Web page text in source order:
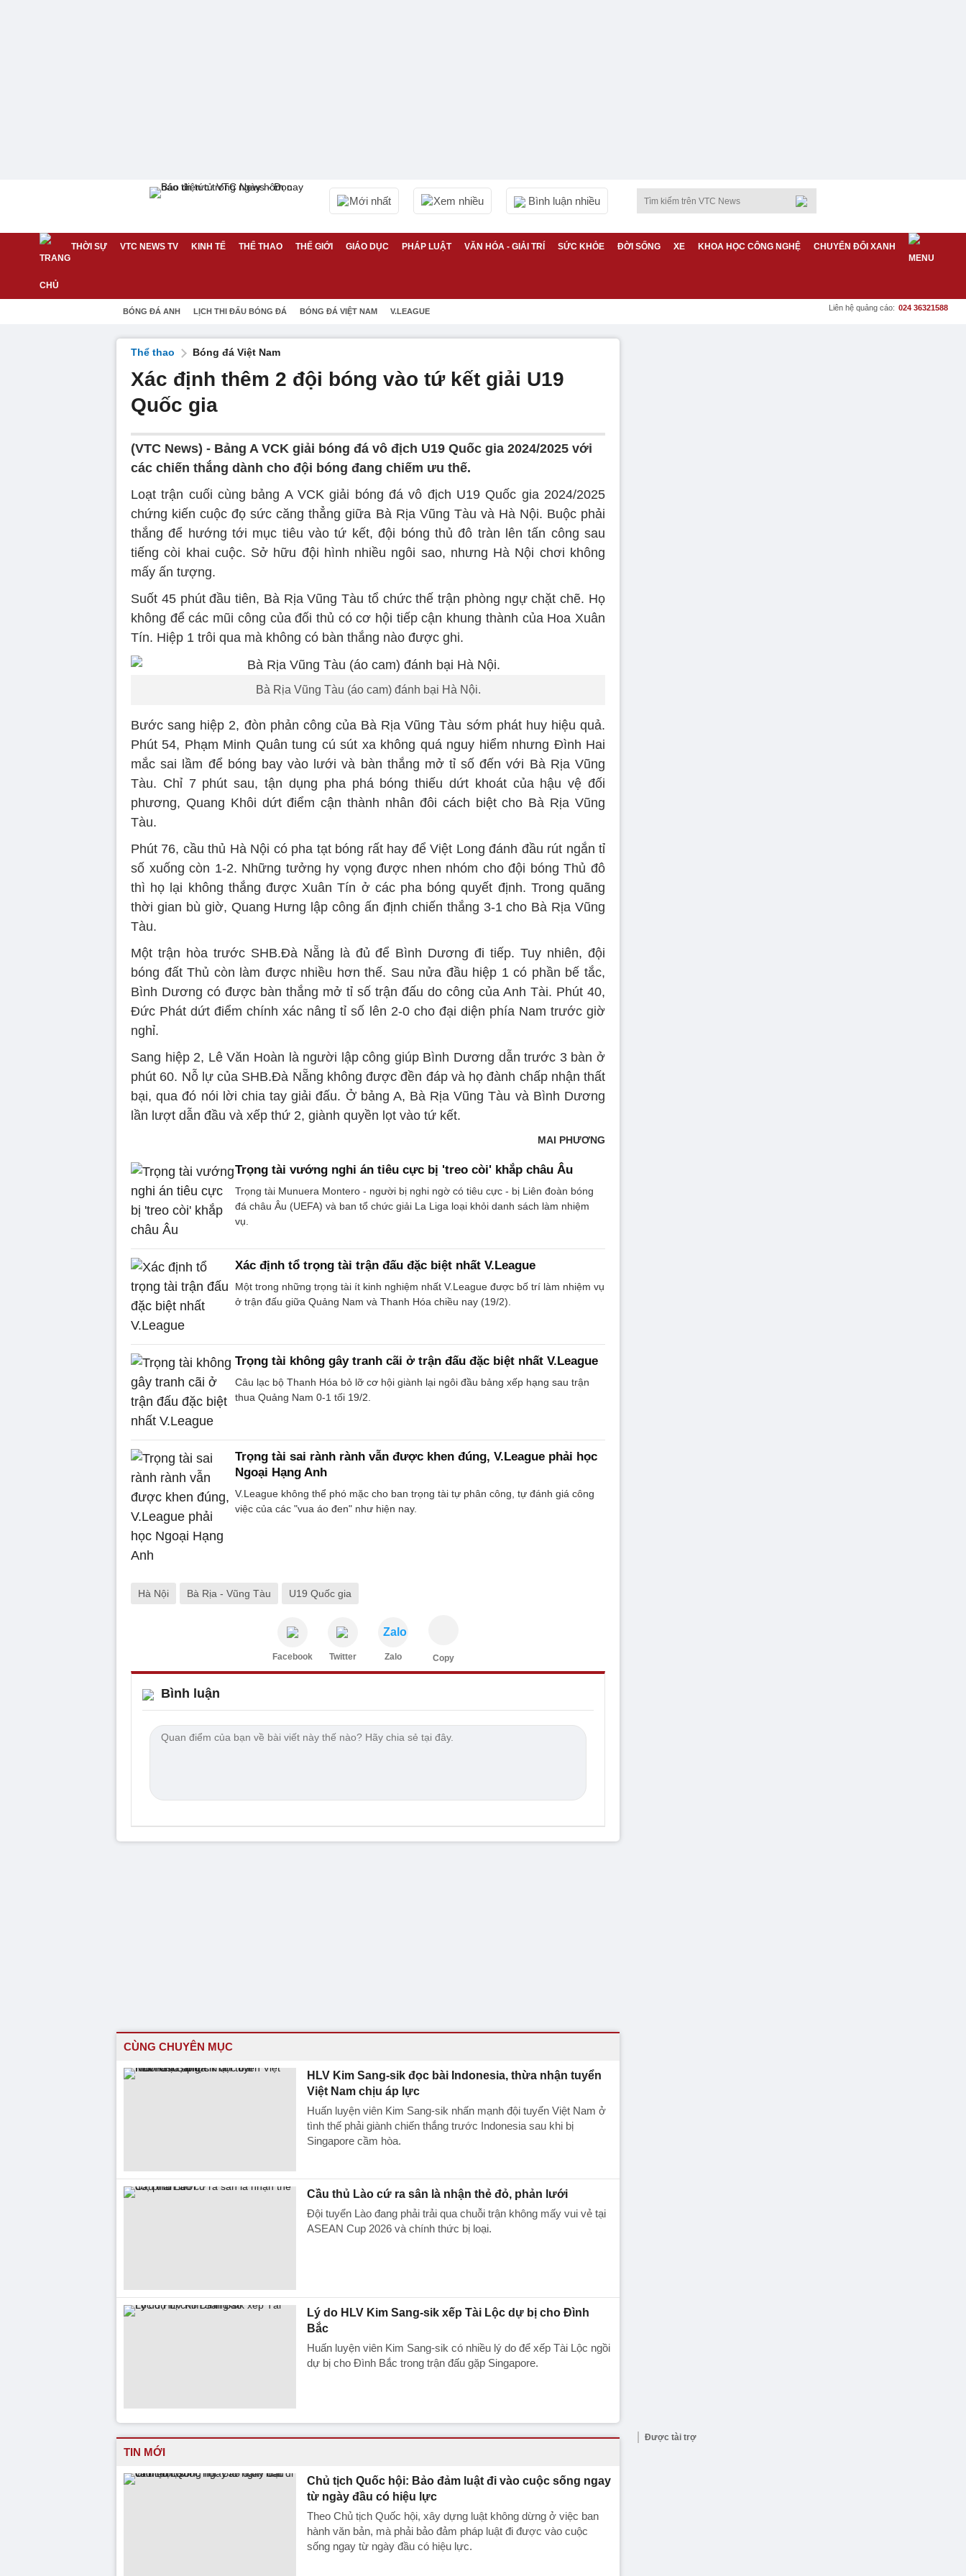
Mới nhất Xem nhiều Bình luận nhiều
THỜI SỰ VTC NEWS TV KINH TẾ THỂ THAO THẾ GIỚI GIÁO DỤC PHÁP LUẬT VĂN HÓA - GIẢI TRÍ SỨC KHỎE ĐỜI SỐNG XE KHOA HỌC CÔNG NGHỆ CHUYỂN ĐỔI XANH
BÓNG ĐÁ ANH LỊCH THI ĐẤU BÓNG ĐÁ BÓNG ĐÁ VIỆT NAM V.LEAGUE Liên hệ quảng cáo: 024 36321588
Thể thao Bóng đá Việt Nam
Xác định thêm 2 đội bóng vào tứ kết giải U19
Quốc gia
(VTC News) - Bảng A VCK giải bóng đá vô địch U19 Quốc gia 2024/2025 với
các chiến thắng dành cho đội bóng đang chiếm ưu thế.
Loạt trận cuối cùng bảng A VCK giải bóng đá vô địch U19 Quốc gia 2024/2025
chứng kiến cuộc đọ sức căng thẳng giữa Bà Rịa Vũng Tàu và Hà Nội. Buộc phải
thắng để hướng tới mục tiêu vào tứ kết, đội bóng thủ đô tràn lên tấn công sau
tiếng còi khai cuộc. Sở hữu đội hình nhiều ngôi sao, nhưng Hà Nội chơi không
mấy ấn tượng.
Suốt 45 phút đầu tiên, Bà Rịa Vũng Tàu tổ chức thế trận phòng ngự chặt chẽ. Họ
không để các mũi công của đối thủ có cơ hội tiếp cận khung thành của Hoa Xuân
Tín. Hiệp 1 trôi qua mà không có bàn thắng nào được ghi.
Bà Rịa Vũng Tàu (áo cam) đánh bại Hà Nội.
Bước sang hiệp 2, đòn phản công của Bà Rịa Vũng Tàu sớm phát huy hiệu quả.
Phút 54, Phạm Minh Quân tung cú sút xa không quá nguy hiểm nhưng Đình Hai
mắc sai lầm để bóng bay vào lưới và bàn thắng mở tỉ số đến với Bà Rịa Vũng
Tàu. Chỉ 7 phút sau, tận dụng pha phá bóng thiếu dứt khoát của hậu vệ đối
phương, Quang Khôi dứt điểm cận thành nhân đôi cách biệt cho Bà Rịa Vũng
Tàu.
Phút 76, cầu thủ Hà Nội có pha tạt bóng rất hay để Việt Long đánh đầu rút ngắn tỉ
số xuống còn 1-2. Những tưởng hy vọng được nhen nhóm cho đội bóng Thủ đô
thì họ lại không thắng được Xuân Tín ở các pha bóng quyết định. Trong quãng
thời gian bù giờ, Quang Hưng lập công ấn định chiến thắng 3-1 cho Bà Rịa Vũng
Tàu.
Một trận hòa trước SHB.Đà Nẵng là đủ để Bình Dương đi tiếp. Tuy nhiên, đội
bóng đất Thủ còn làm được nhiều hơn thế. Sau nửa đầu hiệp 1 có phần bế tắc,
Bình Dương có được bàn thắng mở tỉ số trận đấu do công của Anh Tài. Phút 40,
Đức Phát dứt điểm chính xác nâng tỉ số lên 2-0 cho đại diện phía Nam trước giờ
nghỉ.
Sang hiệp 2, Lê Văn Hoàn là người lập công giúp Bình Dương dẫn trước 3 bàn ở
phút 60. Nỗ lự của SHB.Đà Nẵng không được đền đáp và họ đành chấp nhận thất
bại, qua đó nói lời chia tay giải đấu. Ở bảng A, Bà Rịa Vũng Tàu và Bình Dương
lần lượt dẫn đầu và xếp thứ 2, giành quyền lọt vào tứ kết.
MAI PHƯƠNG
Trọng tài vướng nghi án tiêu cực bị 'treo còi' khắp châu Âu
Trọng tài Munuera Montero - người bị nghi ngờ có tiêu cực - bị Liên đoàn bóng
đá châu Âu (UEFA) và ban tổ chức giải La Liga loại khỏi danh sách làm nhiệm
vụ.
Xác định tổ trọng tài trận đấu đặc biệt nhất V.League
Một trong những trọng tài ít kinh nghiệm nhất V.League được bố trí làm nhiệm vụ
ở trận đấu giữa Quảng Nam và Thanh Hóa chiều nay (19/2).
Trọng tài không gây tranh cãi ở trận đấu đặc biệt nhất V.League
Câu lạc bộ Thanh Hóa bỏ lỡ cơ hội giành lại ngôi đầu bảng xếp hạng sau trận
thua Quảng Nam 0-1 tối 19/2.
Trọng tài sai rành rành vẫn được khen đúng, V.League phải học
Ngoại Hạng Anh
V.League không thể phó mặc cho ban trọng tài tự phân công, tự đánh giá công
việc của các "vua áo đen" như hiện nay.
Hà Nội Bà Rịa - Vũng Tàu U19 Quốc gia
Facebook Twitter
Zalo
Zalo Copy
Bình luận
CÙNG CHUYÊN MỤC
HLV Kim Sang-sik đọc bài Indonesia, thừa nhận tuyển
Việt Nam chịu áp lực
Huấn luyện viên Kim Sang-sik nhấn mạnh đội tuyển Việt Nam ở
tình thế phải giành chiến thắng trước Indonesia sau khi bị
Singapore cầm hòa.
Cầu thủ Lào cứ ra sân là nhận thẻ đỏ, phản lưới
Đội tuyển Lào đang phải trải qua chuỗi trận không mấy vui vẻ tại
ASEAN Cup 2026 và chính thức bị loại.
Lý do HLV Kim Sang-sik xếp Tài Lộc dự bị cho Đình
Bắc
Huấn luyện viên Kim Sang-sik có nhiều lý do để xếp Tài Lộc ngồi
dự bị cho Đình Bắc trong trận đấu gặp Singapore.
TIN MỚI
Chủ tịch Quốc hội: Bảo đảm luật đi vào cuộc sống ngay
từ ngày đầu có hiệu lực
Theo Chủ tịch Quốc hội, xây dựng luật không dừng ở việc ban
hành văn bản, mà phải bảo đảm pháp luật đi được vào cuộc
sống ngay từ ngày đầu có hiệu lực.
Được tài trợ